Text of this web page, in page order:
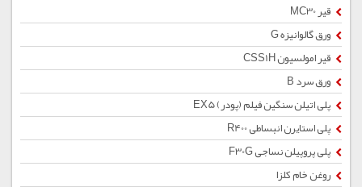
قیر MC30
ورق گالوانیزه G
قیر امولسیون CSS1H
ورق سرد B
پلی اتیلن سنگین فیلم (پودر) EX5
پلی استایرن انبساطی R400
پلی پروپیلن نساجی F30G
روغن خام کلزا